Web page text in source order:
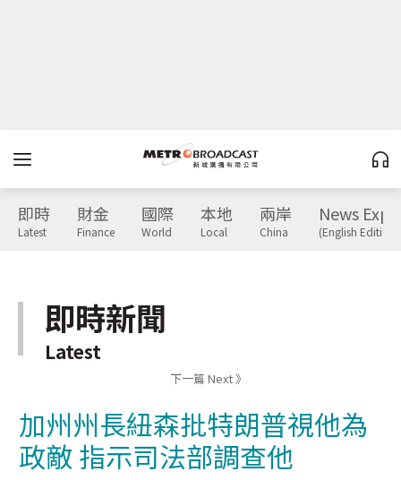
即時
Latest
財金
Finance
國際
World
本地
Local
兩岸
China
News
(English Edition)
即時新聞
Latest
下一篇 Next 》
加州州長紐森批特朗普視他為
政敵 指示司法部調查他